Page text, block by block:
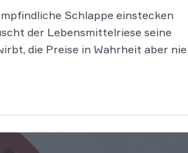
Schlappe einstecken
der Lebensmittelriese seine
die Preise in Wahrheit aber nie